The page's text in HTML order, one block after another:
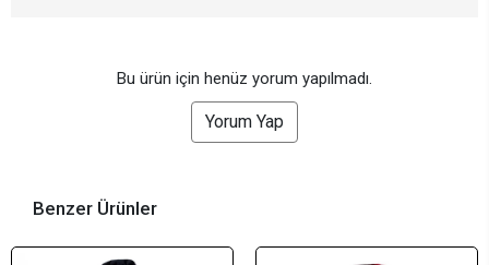
Bu ürün için henüz yorum yapılmadı.
Yorum Yap
Benzer Ürünler